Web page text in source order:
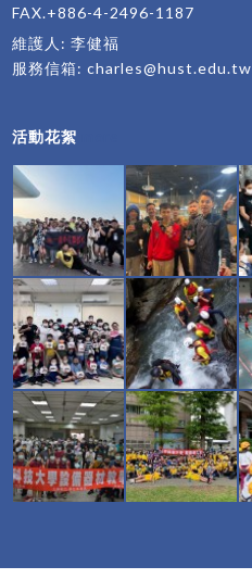
FAX.+886-4-2496-1187
維護人: 李健福
服務信箱:charles@hust.edu.tw
活動花絮